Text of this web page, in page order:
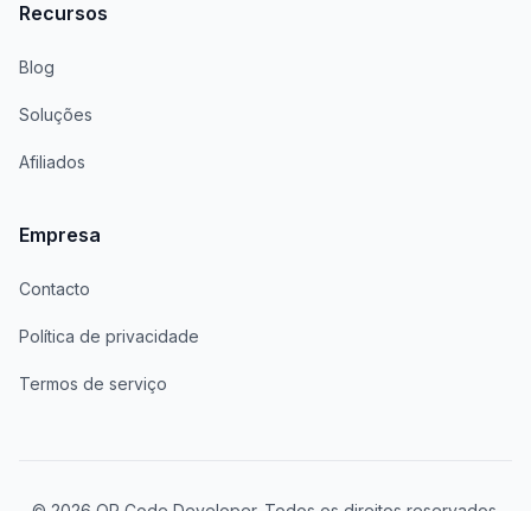
Recursos
Blog
Soluções
Afiliados
Empresa
Contacto
Política de privacidade
Termos de serviço